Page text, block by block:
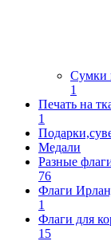
Сумки
1
Печать на
1
Медали
Разные
76
Флаги
1
Флаги для
15